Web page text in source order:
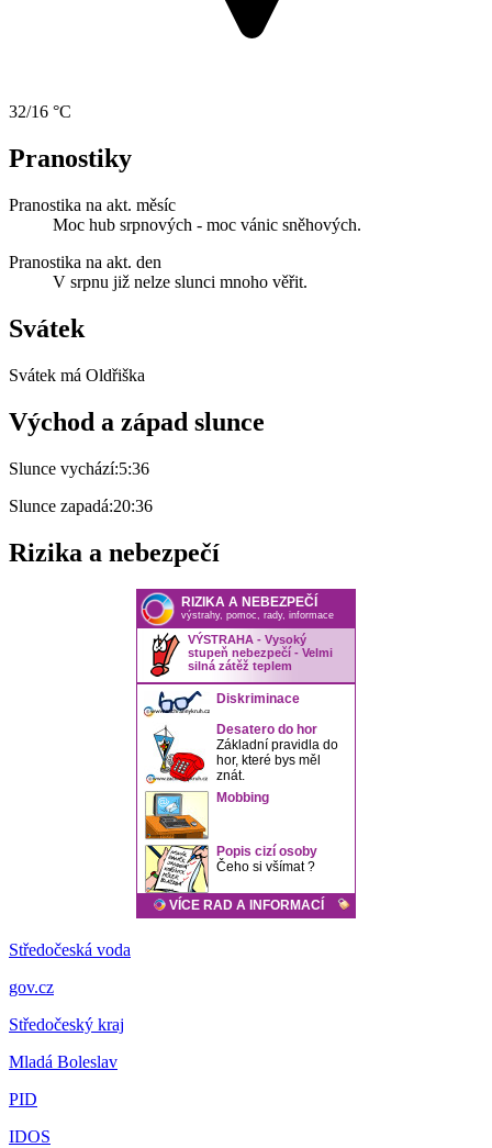
32/16 °C
Pranostiky
Pranostika na akt. měsíc
Moc hub srpnových - moc vánic sněhových.
Pranostika na akt. den
V srpnu již nelze slunci mnoho věřit.
Svátek
Svátek má Oldřiška
Východ a západ slunce
Slunce vychází:5:36
Slunce zapadá:20:36
Rizika a nebezpečí
Středočeská voda
gov.cz
Středočeský kraj
Mladá Boleslav
PID
IDOS